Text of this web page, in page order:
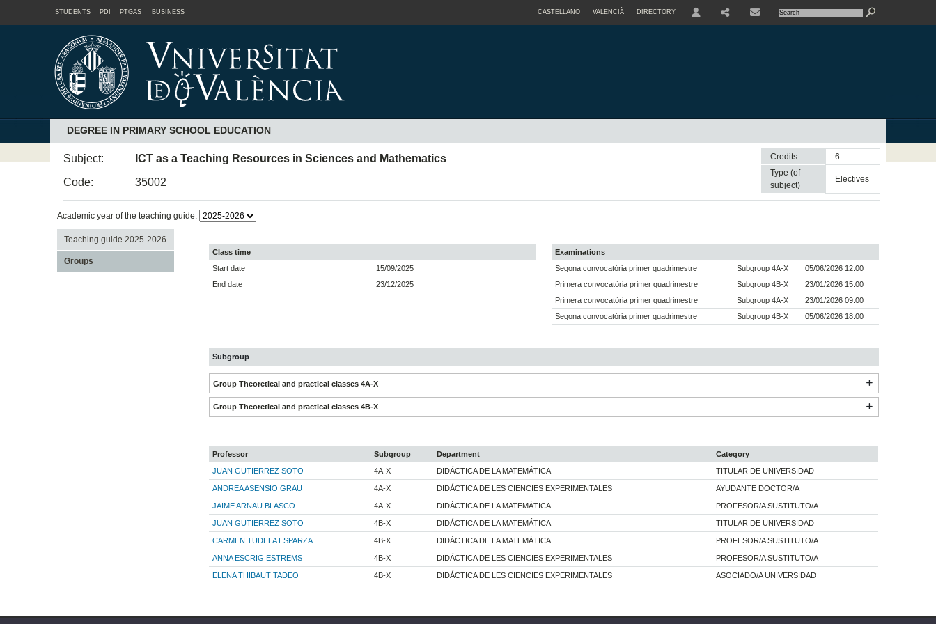
STUDENTS PDI PTGAS BUSINESS CASTELLANO VALENCIÀ DIRECTORY
DEGREE IN PRIMARY SCHOOL EDUCATION
Subject:
ICT as a Teaching Resources in Sciences and Mathematics
Code:
35002
Credits
6
Type (of
subject)
electives
Academic year of the teaching guide:
Teaching guide 2025-2026
Groups
Class time
Start date
15/09/2025
End date
23/12/2025
Examinations
Segona convocatòria primer quadrimestre
Subgroup 4A-X
05/06/2026 12:00
Primera convocatòria primer quadrimestre
Subgroup 4B-X
23/01/2026 15:00
Primera convocatòria primer quadrimestre
Subgroup 4A-X
23/01/2026 09:00
Segona convocatòria primer quadrimestre
Subgroup 4B-X 05/06/2026 18:00
Subgroup
Group Theoretical and practical classes 4A-X
Group Theoretical and practical classes 4B-X
Professor Subgroup Department
Category
JUAN GUTIERREZ SOTO
4A-X DIDÁCTICA DE LA MATEMÁTICA TITULAR DE UNIVERSIDAD
ANDREA ASENSIO GRAU 4A-X DIDÁCTICA DE LES CIENCIES EXPERIMENTALES AYUDANTE DOCTOR/A
JAIME ARNAU BLASCO 4A-X DIDÁCTICA DE LA MATEMÁTICA PROFESOR/A SUSTITUTO/A
JUAN GUTIERREZ SOTO 4B-X DIDÁCTICA DE LA MATEMÁTICA TITULAR DE UNIVERSIDAD
CARMEN TUDELA ESPARZA 4B-X DIDÁCTICA DE LA MATEMÁTICA PROFESOR/A SUSTITUTO/A
ANNA ESCRIG ESTREMS 4B-X DIDÁCTICA DE LES CIENCIES EXPERIMENTALES PROFESOR/A SUSTITUTO/A
ELENA THIBAUT TADEO 4B-X DIDÁCTICA DE LES CIENCIES EXPERIMENTALES ASOCIADO/A UNIVERSIDAD